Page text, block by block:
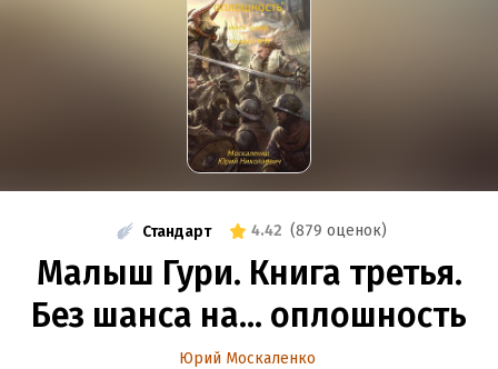
Стандарт 4.42 (879 оценок)
Малыш Гури. Книга третья.
Без шанса на… оплошность
Юрий Москаленко